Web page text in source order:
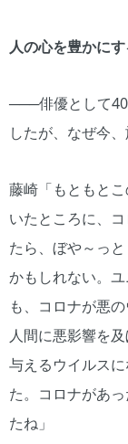
人の心を豊かに
───俳優として
したが、なぜ今
藤崎「もともと
いたところに、
たら、ぼや～っ
かもしれない。
も、コロナが悪
人間に悪影響を
与えるウイルスに
た。コロナがあ
たね」